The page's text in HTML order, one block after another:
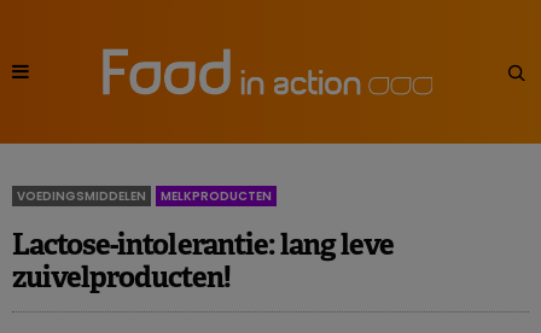
VOEDINGSMIDDELEN MELKPRODUCTEN
Lactose-intolerantie: lang leve
zuivelproducten!